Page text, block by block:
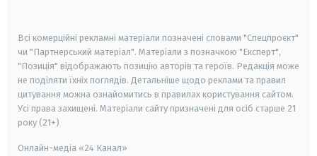
Всі комерційні рекламні матеріали позначені словами "Спецпроєкт"
чи "Партнерський матеріал". Матеріали з позначкою "Експерт",
"Позиція" відображають позицію авторів та героїв. Редакція може
не поділяти їхніх поглядів. Детальніше щодо реклами та правил
цитування можна ознайомитись в правилах користування сайтом.
Усі права захищені. Матеріали сайту призначені для осіб старше 21
року (21+)
Онлайн-медіа «24 Канал»